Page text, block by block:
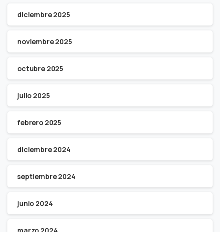
diciembre 2025
noviembre 2025
octubre 2025
julio 2025
febrero 2025
diciembre 2024
septiembre 2024
junio 2024